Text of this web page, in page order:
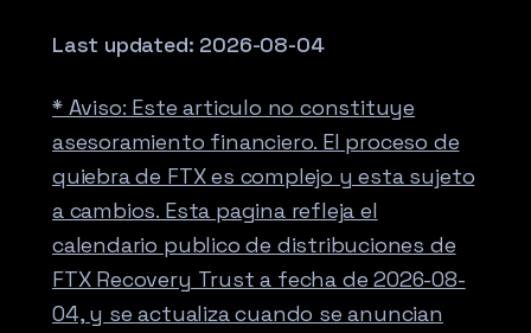
Last updated: 2026-08-04
* Aviso: Este articulo no constituye
asesoramiento financiero. El proceso de
quiebra de FTX es complejo y esta sujeto
a cambios. Esta pagina refleja el
calendario publico de distribuciones de
FTX Recovery Trust a fecha de 2026-08-
04, y se actualiza cuando se anuncian